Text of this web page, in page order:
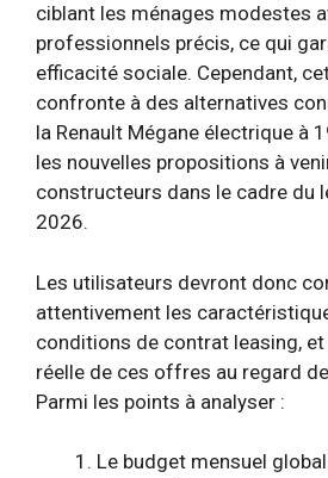
ciblant les ménages modestes
professionnels précis, ce qui
efficacité sociale. Cependant,
confronte à des alternatives
la Renault Mégane électrique à
les nouvelles propositions à
constructeurs dans le cadre du
2026.
Les utilisateurs devront donc
attentivement les
conditions de contrat leasing, et
réelle de ces offres au regard
Parmi les points à analyser :
Le budget mensuel